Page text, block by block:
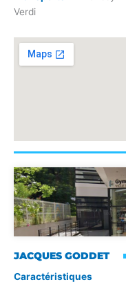
Verdi
JACQUES GODDET
Caractéristiques